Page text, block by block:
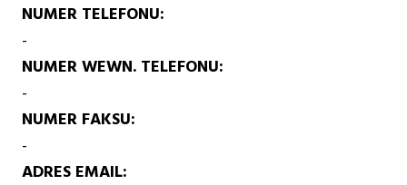
NUMER TELEFONU
-
NUMER WEWN. TELEFONU
-
NUMER FAKSU
-
ADRES EMAIL